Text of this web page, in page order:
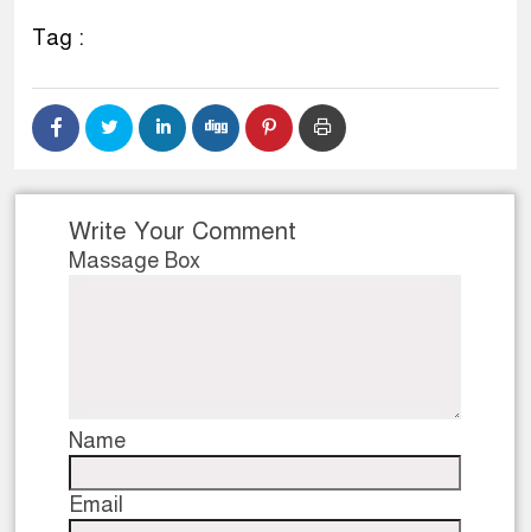
Tag :
Write Your Comment
Massage Box
Name
Email